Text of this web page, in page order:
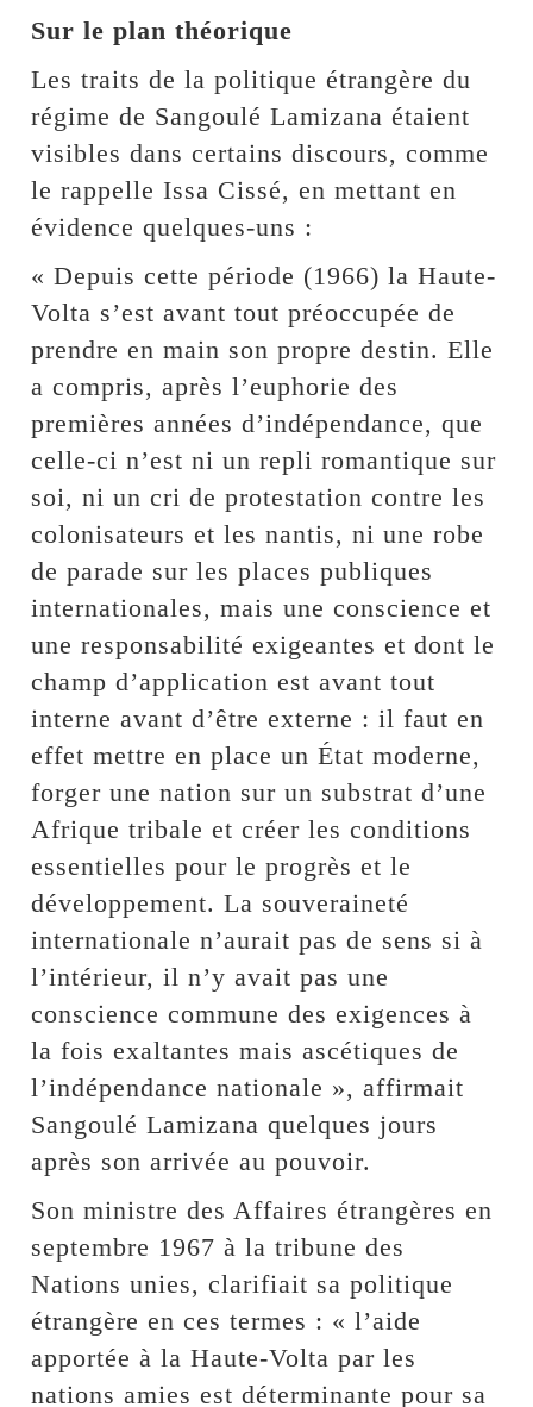
Sur le plan théorique
Les traits de la politique étrangère du
régime de Sangoulé Lamizana étaient
visibles dans certains discours, comme
le rappelle Issa Cissé, en mettant en
évidence quelques-uns :
« Depuis cette période (1966) la Haute-
Volta s’est avant tout préoccupée de
prendre en main son propre destin. Elle
a compris, après l’euphorie des
premières années d’indépendance, que
celle-ci n’est ni un repli romantique sur
soi, ni un cri de protestation contre les
colonisateurs et les nantis, ni une robe
de parade sur les places publiques
internationales, mais une conscience et
une responsabilité exigeantes et dont le
champ d’application est avant tout
interne avant d’être externe : il faut en
effet mettre en place un État moderne,
forger une nation sur un substrat d’une
Afrique tribale et créer les conditions
essentielles pour le progrès et le
développement. La souveraineté
internationale n’aurait pas de sens si à
l’intérieur, il n’y avait pas une
conscience commune des exigences à
la fois exaltantes mais ascétiques de
l’indépendance nationale », affirmait
Sangoulé Lamizana quelques jours
après son arrivée au pouvoir.
Son ministre des Affaires étrangères en
septembre 1967 à la tribune des
Nations unies, clarifiait sa politique
étrangère en ces termes : « l’aide
apportée à la Haute-Volta par les
nations amies est déterminante pour sa